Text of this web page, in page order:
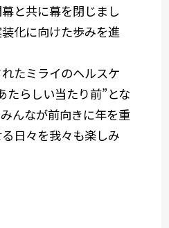
と共に幕を閉じまし
化に向けた歩みを進
たミライのヘルスケ
たらしい当たり前”とな
んなが前向きに年を重
日々を我々も楽しみ